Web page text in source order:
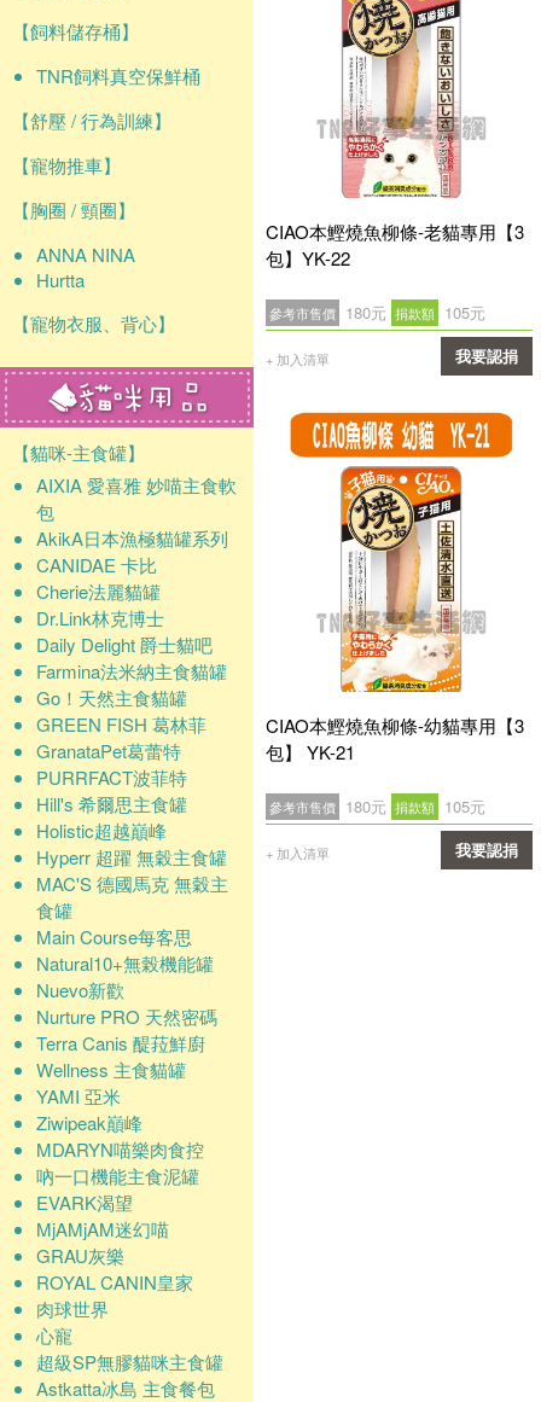
【飼料儲存桶】
TNR飼料真空保鮮桶
【舒壓 / 行為訓練】
【寵物推車】
【胸圈 / 頸圈】
ANNA NINA
Hurtta
【寵物衣服、背心】
【貓咪-主食罐】
AIXIA 愛喜雅 妙喵主食軟
包
AkikA日本漁極貓罐系列
CANIDAE 卡比
Cherie法麗貓罐
Dr.Link林克博士
Daily Delight 爵士貓吧
Farmina法米納主食貓罐
Go！天然主食貓罐
GREEN FISH 葛林菲
GranataPet葛蕾特
PURRFACT波菲特
Hill's 希爾思主食罐
Holistic超越巔峰
Hyperr 超躍 無穀主食罐
MAC'S 德國馬克 無穀主
食罐
Main Course每客思
Natural10+無榖機能罐
Nuevo新歡
Nurture PRO 天然密碼
Terra Canis 醍菈鮮廚
Wellness 主食貓罐
YAMI 亞米
Ziwipeak巔峰
MDARYN喵樂肉食控
吶一口機能主食泥罐
EVARK渴望
MjAMjAM迷幻喵
GRAU灰樂
ROYAL CANIN皇家
肉球世界
心寵
超級SP無膠貓咪主食罐
Astkatta冰島 主食餐包
CIAO本鰹燒魚柳條-老貓專用【3
包】YK-22
參考市售價 180元 捐款額 105元
+ 加入清單 我要認捐
CIAO本鰹燒魚柳條-幼貓專用【3
包】 YK-21
參考市售價 180元 捐款額 105元
+ 加入清單 我要認捐